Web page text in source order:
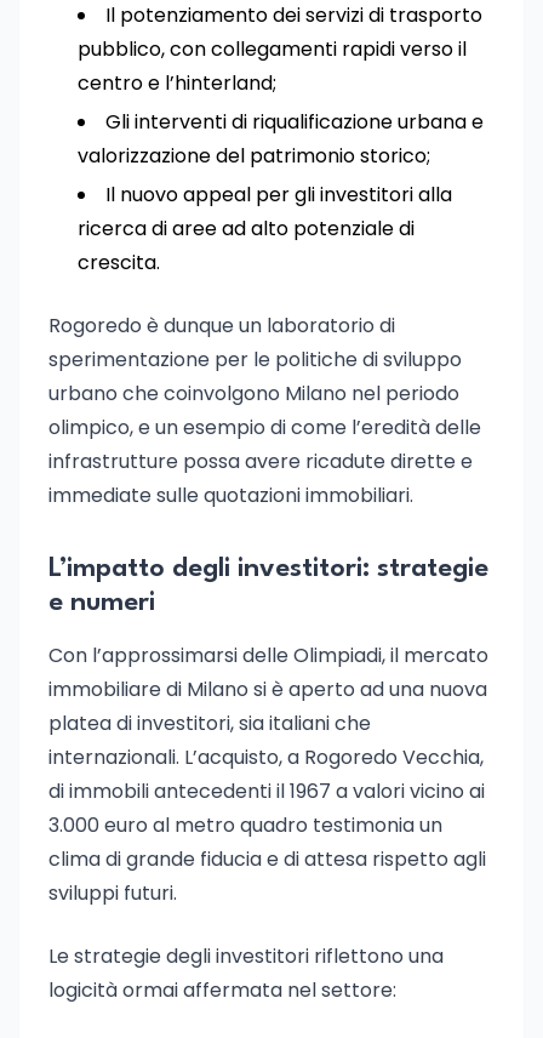
Il potenziamento dei servizi di trasporto
pubblico, con collegamenti rapidi verso il
centro e l’hinterland;
Gli interventi di riqualificazione urbana e
valorizzazione del patrimonio storico;
Il nuovo appeal per gli investitori alla
ricerca di aree ad alto potenziale di
crescita.
Rogoredo è dunque un laboratorio di
sperimentazione per le politiche di sviluppo
urbano che coinvolgono Milano nel periodo
olimpico, e un esempio di come l’eredità delle
infrastrutture possa avere ricadute dirette e
immediate sulle quotazioni immobiliari.
L’impatto degli investitori: strategie
e numeri
Con l’approssimarsi delle Olimpiadi, il mercato
immobiliare di Milano si è aperto ad una nuova
platea di investitori, sia italiani che
internazionali. L’acquisto, a Rogoredo Vecchia,
di immobili antecedenti il 1967 a valori vicino ai
3.000 euro al metro quadro testimonia un
clima di grande fiducia e di attesa rispetto agli
sviluppi futuri.
Le strategie degli investitori riflettono una
logicità ormai affermata nel settore: